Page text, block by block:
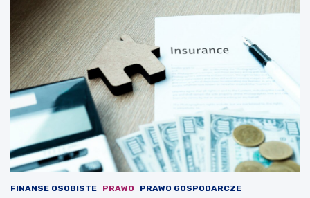
FINANSE OSOBISTE PRAWO PRAWO GOSPODARCZE